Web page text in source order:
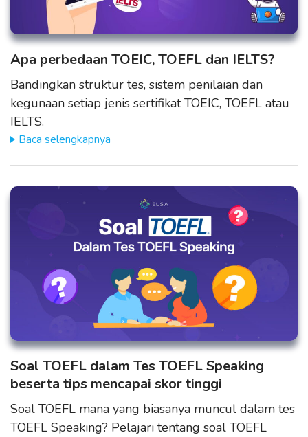
Apa perbedaan TOEIC, TOEFL dan IELTS?
Bandingkan struktur tes, sistem penilaian dan
kegunaan setiap jenis sertifikat TOEIC, TOEFL atau
IELTS.
Baca selengkapnya
Soal TOEFL dalam Tes TOEFL Speaking
beserta tips mencapai skor tinggi
Soal TOEFL mana yang biasanya muncul dalam tes
TOEFL Speaking? Pelajari tentang soal TOEFL